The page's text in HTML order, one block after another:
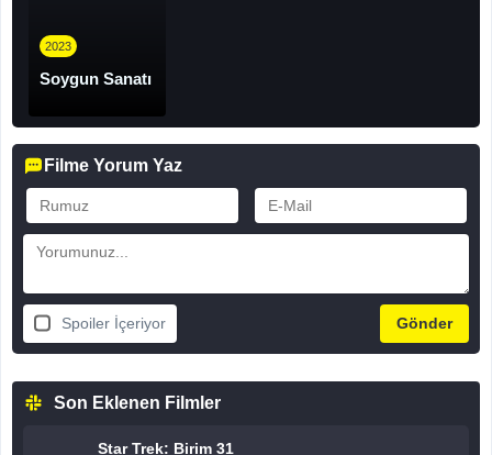
2023
Soygun Sanatı
Filme Yorum Yaz
Spoiler İçeriyor
Son Eklenen Filmler
Star Trek: Birim 31